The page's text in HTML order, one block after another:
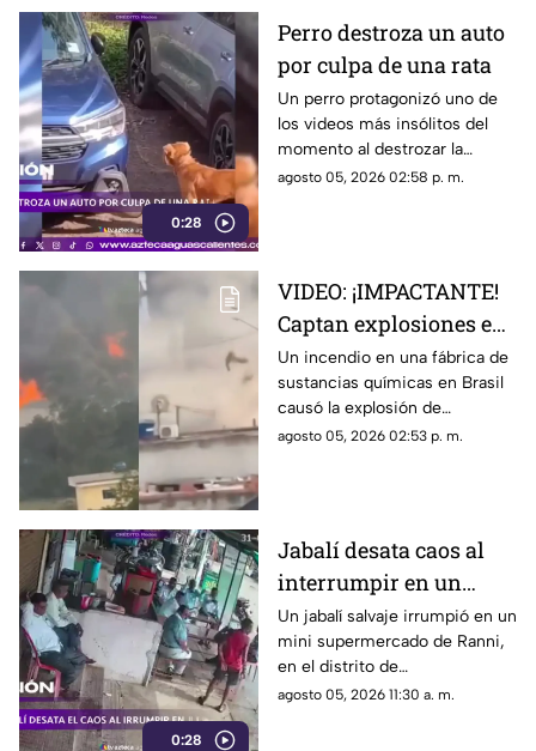
0:28
Perro destroza un auto
por culpa de una rata
Un perro protagonizó uno de
los videos más insólitos del
momento al destrozar la
defensa de un automóvil con
agosto 05, 2026 02:58 p. m.
VIDEO: ¡IMPACTANTE!
Captan explosiones en
alcantarillas tras el
incendio en una
fábrica
Un incendio en una fábrica de
sustancias químicas en Brasil
causó la explosión de
alcantarillas; el momento
agosto 05, 2026 02:53 p. m.
0:28
Jabalí desata caos al
interrumpir en un
comercio y embiste a
un hombre
Un jabalí salvaje irrumpió en un
mini supermercado de Ranni,
en el distrito de
Pathanamthitta, Kerala, India,
agosto 05, 2026 11:30 a. m.